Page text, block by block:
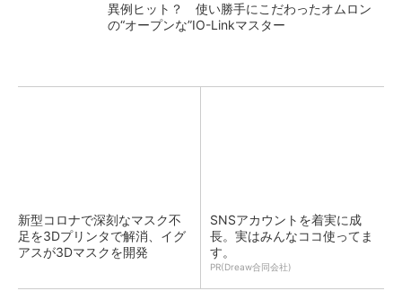
異例ヒット？ 使い勝手にこだわったオムロン
の“オープンな”IO-Linkマスター
新型コロナで深刻なマスク不
足を3Dプリンタで解消、イグ
アスが3Dマスクを開発
SNSアカウントを着実に成
長。実はみんなココ使ってま
す。
PR(Dreaw合同会社)